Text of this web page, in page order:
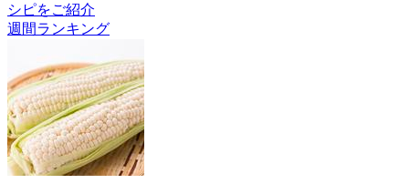
シピをご紹介
週間ランキング